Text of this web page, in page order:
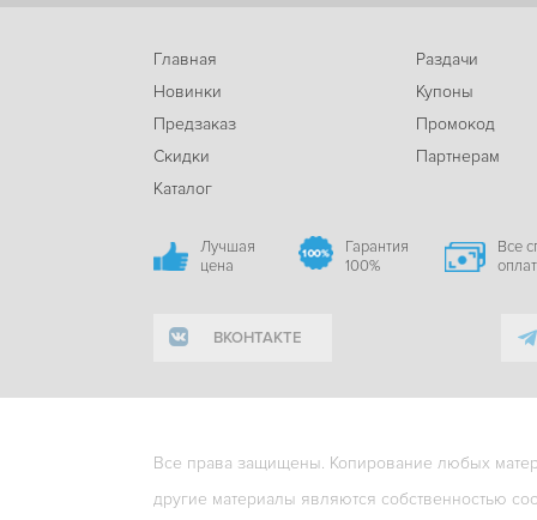
Главная
Новинки
Предзаказ
Скидки
Каталог
Раздачи
Купоны
Промокод
Партнерам
Лучшая
цена
Гарантия
100%
Все
ВКОНТАКТЕ
Все права защищены. Копирование любых
другие материалы являются собственностью